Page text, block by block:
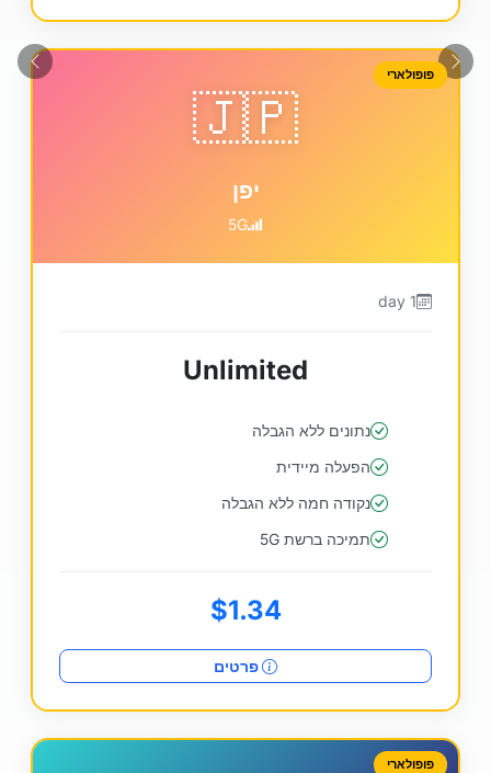
פופולארי
🇯🇵
יפן
5G
1 day
Unlimited
נתונים ללא הגבלה
הפעלה מיידית
נקודה חמה ללא הגבלה
תמיכה ברשת 5G
$1.34
פרטים
פופולארי
הבא